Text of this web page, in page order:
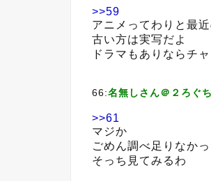
>>59
アニメってわりと最
古い方は実写だよ
ドラマもありならチ
66:名無しさん＠２ろぐ
>>61
マジか
ごめん調べ足りなか
そっち見てみるわ